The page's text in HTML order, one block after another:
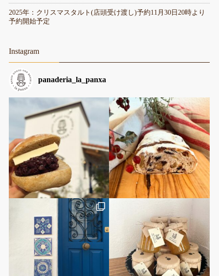
2025年：クリスマスタルト(店頭受け渡し)予約11月30日20時より
予約開始予定
Instagram
panaderia_la_panxa